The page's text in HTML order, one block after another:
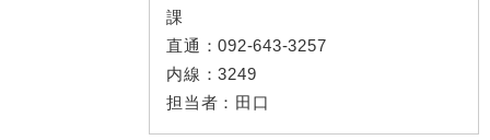
課
直通：092-643-3257
内線：3249
担当者： 田口